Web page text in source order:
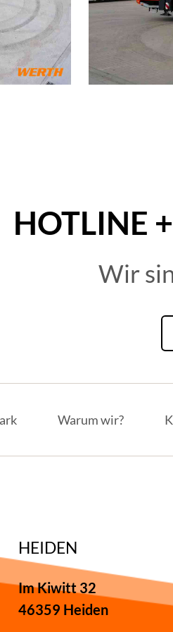
1050 | 50 t | Hubhöhe
LTM 1050 | 50 t |
HOTLINE
Wir
Warum wir?
HEIDEN
Im Kiwitt 32
46359 Heiden